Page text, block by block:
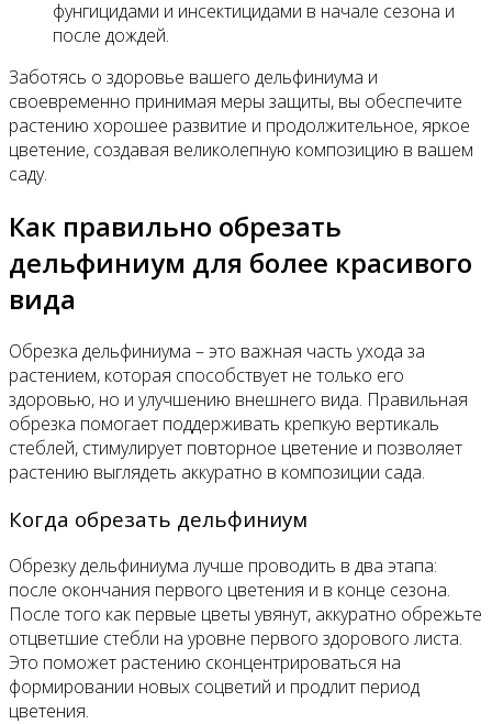
фунгицидами и инсектицидами в начале сезона и
после дождей.
Заботясь о здоровье вашего дельфиниума и
своевременно принимая меры защиты, вы обеспечите
растению хорошее развитие и продолжительное, яркое
цветение, создавая великолепную композицию в вашем
саду.
Как правильно обрезать
дельфиниум для более красивого
вида
Обрезка дельфиниума – это важная часть ухода за
растением, которая способствует не только его
здоровью, но и улучшению внешнего вида. Правильная
обрезка помогает поддерживать крепкую вертикаль
стеблей, стимулирует повторное цветение и позволяет
растению выглядеть аккуратно в композиции сада.
Когда обрезать дельфиниум
Обрезку дельфиниума лучше проводить в два этапа:
после окончания первого цветения и в конце сезона.
После того как первые цветы увянут, аккуратно обрежьте
отцветшие стебли на уровне первого здорового листа.
Это поможет растению сконцентрироваться на
формировании новых соцветий и продлит период
цветения.